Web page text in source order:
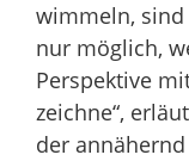
wimmeln, sind
nur möglich,
Perspektive
zeichne“,
der